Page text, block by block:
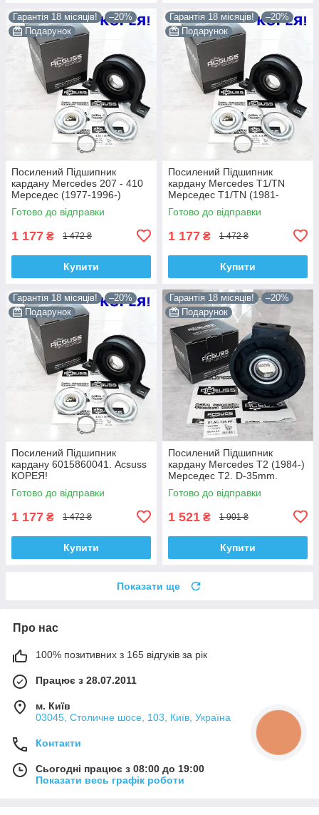
Гарантія 18 місяців!
–20%
Подарунок
Посилений Підшипник
кардану Mercedes 207 - 410
Мерседес (1977-1996-)
6014101710. Acsuss КОРЕЯ!
Готово до відправки
1 177 ₴ 1 472 ₴
Купити
Гарантія 18 місяців!
–20%
Подарунок
Посилений Підшипник
кардану Mercedes T1/TN
Мерседес T1/TN (1981-
1995-) 6015860041. Acsuss
КОРЕЯ!
Готово до відправки
1 177 ₴ 1 472 ₴
Купити
Гарантія 18 місяців!
–20%
Подарунок
Посилений Підшипник
кардану 6015860041. Acsuss
КОРЕЯ!
Готово до відправки
1 177 ₴ 1 472 ₴
Купити
Гарантія 18 місяців!
–20%
Подарунок
Посилений Підшипник
кардану Mercedes T2 (1984-)
Мерседес Т2. D-35mm.
4604100222. Підвісний.
Acsuss КОРЕЯ!
Готово до відправки
1 521 ₴ 1 901 ₴
Купити
Показати ще
Про нас
100% позитивних з 165 відгуків за рік
Працює з 28.07.2011
м. Київ
03045, Столичне шосе, 103, Київ, Україна
Контакти
Сьогодні працює з 08:00 до 19:00
Показати весь графік роботи